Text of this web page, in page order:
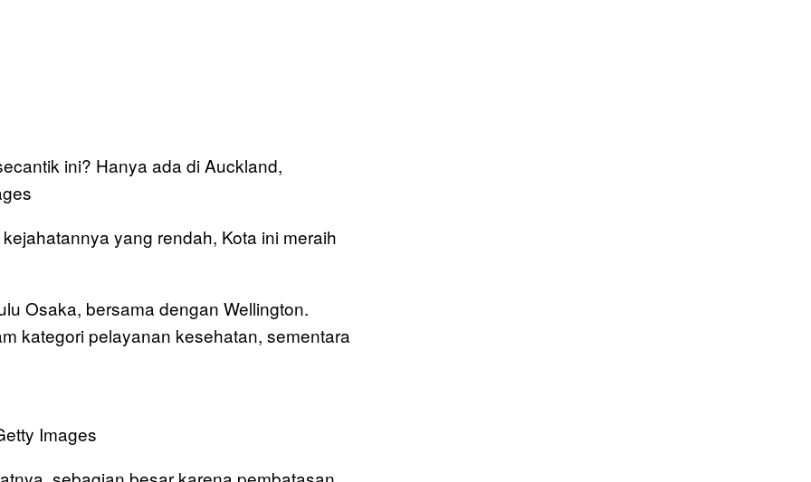
ini? Hanya ada di Auckland,
yang rendah, Kota ini meraih
Osaka, bersama dengan Wellington.
kategori pelayanan kesehatan, sementara
Images